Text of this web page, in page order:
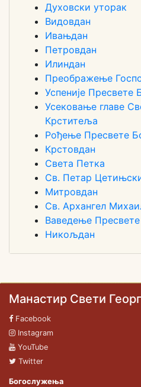
Духовски уторак
Видовдан
Ивањдан
Петровдан
Илиндан
Преображење
Успеније Пресвете
Усековање главе
Крститеља
Рођење Пресвете
Крстовдан
Света Петка
Св. Петар
Митровдан
Св. Архангел
Ваведење
Никољдан
Манастир Свети
Facebook
Instagram
YouTube
Twitter
Богослужења